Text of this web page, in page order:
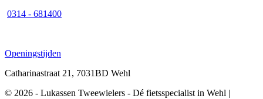
0314 - 681400
Openingstijden
Catharinastraat 21, 7031BD Wehl
© 2026 - Lukassen Tweewielers - Dé fietsspecialist in Wehl |